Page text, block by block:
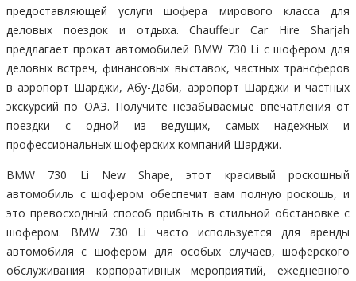
предоставляющей услуги шофера мирового класса для
деловых поездок и отдыха. Chauffeur Car Hire Sharjah
предлагает прокат автомобилей BMW 730 Li с шофером для
деловых встреч, финансовых выставок, частных трансферов
в аэропорт Шарджи, Абу-Даби, аэропорт Шарджи и частных
экскурсий по ОАЭ. Получите незабываемые впечатления от
поездки с одной из ведущих, самых надежных и
профессиональных шоферских компаний Шарджи.
BMW 730 Li New Shape, этот красивый роскошный
автомобиль с шофером обеспечит вам полную роскошь, и
это превосходный способ прибыть в стильной обстановке с
шофером. BMW 730 Li часто используется для аренды
автомобиля с шофером для особых случаев, шоферского
обслуживания корпоративных мероприятий, ежедневного